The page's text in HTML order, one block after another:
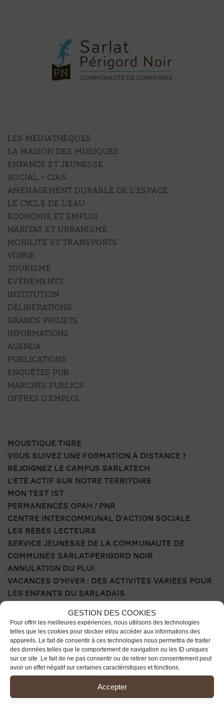
GESTION DES COOKIES
Pour offrir les meilleures expériences, nous utilisons des technologies
telles que les cookies pour stocker et/ou accéder aux informations des
appareils. Le fait de consentir à ces technologies nous permettra de traiter
des données telles que le comportement de navigation ou les ID uniques
sur ce site. Le fait de ne pas consentir ou de retirer son consentement peut
avoir un effet négatif sur certaines caractéristiques et fonctions.
Accepter
LES MÉDIATHÈQUES
LA MAISON DES MUSIQUES
ENFANCE ET JEUNESSE
SOCIAL – CIAS
AMÉNAGEMENT DURABLE DE L’ESPACE
LE CYCLE DE L’EAU
ECONOMIE ET EMPLOI
HABITAT ET URBANISME
MOBILITÉ ET TRANSPORTS
VOIRIE
TOURISME
EVÈNEMENTS
Institution
Délibérations
Grands projets
Informations
Agenda
Publications
Enquêtes pub.
Marchés publics
Offres d’emploi
MOUSTIQUE TIGRE
VOUS SUIVEZ UNE FORMATION À DISTANCE ?
REJOIGNEZ LE CAMPUS SARLATECH
L’ÉTÉ ACTIF SUR NOTRE TERRITOIRE
MON TEST IST
PERMANENCES OPAH / PNR
CENTRE INTERCOMMUNAL D’ACTION SOCIALE
LES BÉBÉS LECTEURS
SERVICE JEUNESSE DE LA COMMUNAUTÉ DE
COMMUNES SARLAT-PÉRIGORD NOIR
ANNULATION DU PLUI
VACANCES D’HIVER : DES ACTIVITÉS VARIÉES POUR
LES ENFANTS DU SARLADAIS
TAMNIÈS